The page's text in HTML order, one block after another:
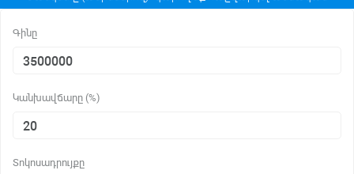
մարումների մեծությունը անուիտետային հաշվարկի
Գինը
Կանխավճարը (%)
Տոկոսադրույքը